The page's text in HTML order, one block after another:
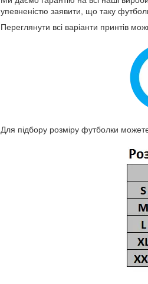
упевненістю заявити, що таку
Переглянути всі варіанти принтів
Для підбору розміру футболки